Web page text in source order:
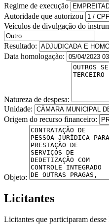
Regime de execução
Autoridade que autorizou
Veículos de divulgação do
Resultado:
Data homologação:
Natureza de despesa:
Unidade:
Origem do recurso financeiro:
Objeto:
Licitantes
Licitantes que participaram